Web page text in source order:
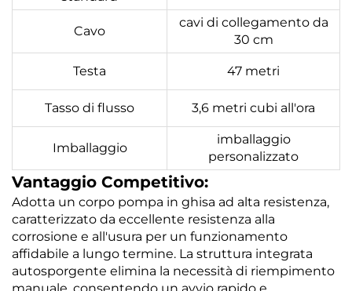
Cavo
cavi di collegamento da
30 cm
Testa 47 metri
Tasso di flusso 3,6 metri cubi all'ora
Imballaggio
imballaggio
personalizzato
Vantaggio Competitivo:
Adotta un corpo pompa in ghisa ad alta resistenza,
caratterizzato da eccellente resistenza alla
corrosione e all'usura per un funzionamento
affidabile a lungo termine. La struttura integrata
autosporgente elimina la necessità di riempimento
manuale, consentendo un avvio rapido e